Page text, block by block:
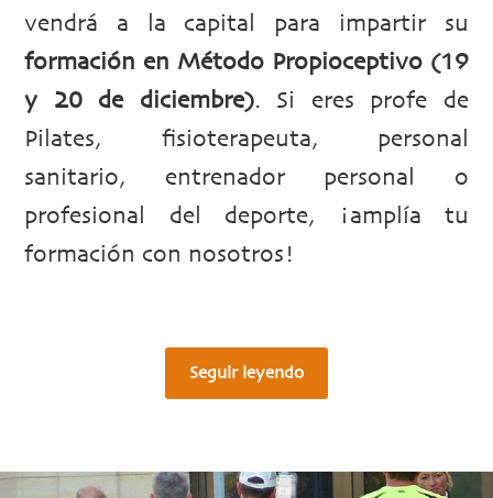
vendrá a la capital para impartir su
formación en Método Propioceptivo (19
y 20 de diciembre). Si eres profe de
Pilates, fisioterapeuta, personal
sanitario, entrenador personal o
profesional del deporte, ¡amplía tu
formación con nosotros!
Seguir leyendo